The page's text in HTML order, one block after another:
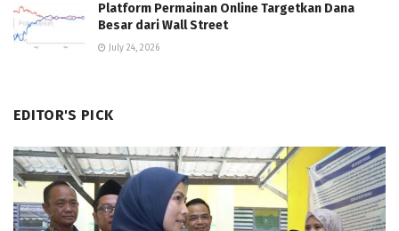
Platform Permainan Online Targetkan Dana
Besar dari Wall Street
July 24, 2026
EDITOR'S PICK